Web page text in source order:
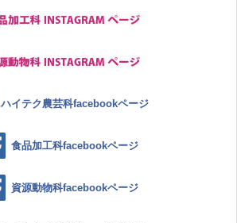
ハイテク農芸科facebookページ
食品加工科facebookページ
資源動物科facebookページ